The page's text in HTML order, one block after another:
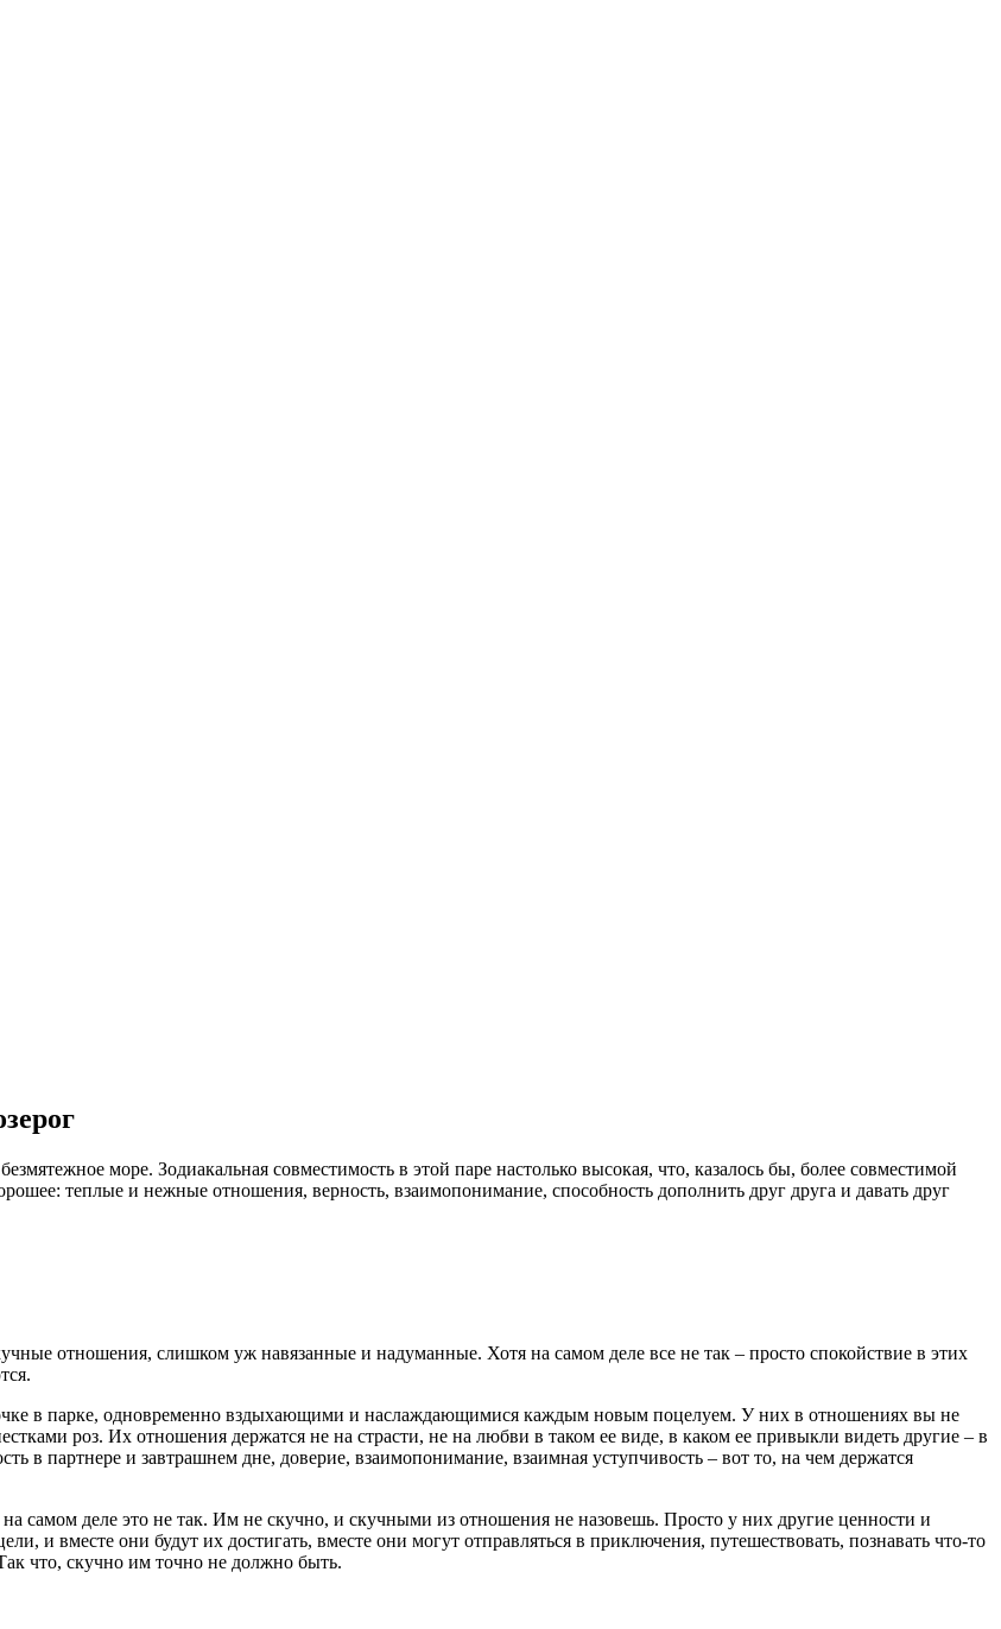
море. Зодиакальная совместимость в этой паре настолько высокая, что, казалось бы, более совместимой
теплые и нежные отношения, верность, взаимопонимание, способность дополнить друг друга и давать друг
отношения, слишком уж навязанные и надуманные. Хотя на самом деле все не так – просто спокойствие в этих
в парке, одновременно вздыхающими и наслаждающимися каждым новым поцелуем. У них в отношениях вы не
роз. Их отношения держатся не на страсти, не на любви в таком ее виде, в каком ее привыкли видеть другие – в
в партнере и завтрашнем дне, доверие, взаимопонимание, взаимная уступчивость – вот то, на чем держатся
самом деле это не так. Им не скучно, и скучными из отношения не назовешь. Просто у них другие ценности и
и вместе они будут их достигать, вместе они могут отправляться в приключения, путешествовать, познавать что-то
что, скучно им точно не должно быть.